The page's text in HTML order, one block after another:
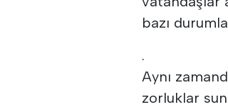
bazı
.
Aynı
zorluklar